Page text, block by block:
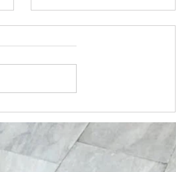
御礼（コール・クライス 第９
回演奏会）